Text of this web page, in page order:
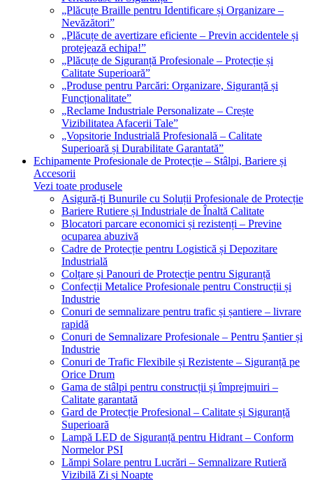
„Plăcuțe Braille pentru Identificare și Organizare –
Nevăzători”
„Plăcuțe de avertizare eficiente – Previn accidentele și
protejează echipa!”
„Plăcuțe de Siguranță Profesionale – Protecție și
Calitate Superioară”
„Produse pentru Parcări: Organizare, Siguranță și
Funcționalitate”
„Reclame Industriale Personalizate – Crește
Vizibilitatea Afacerii Tale”
„Vopsitorie Industrială Profesională – Calitate
Superioară și Durabilitate Garantată”
Echipamente Profesionale de Protecție – Stâlpi, Bariere și
Accesorii
Vezi toate produsele
Asigură-ți Bunurile cu Soluții Profesionale de Protecție
Bariere Rutiere și Industriale de Înaltă Calitate
Blocatori parcare economici și rezistenți – Previne
ocuparea abuzivă
Cadre de Protecție pentru Logistică și Depozitare
Industrială
Colțare și Panouri de Protecție pentru Siguranță
Confecții Metalice Profesionale pentru Construcții și
Industrie
Conuri de semnalizare pentru trafic și șantiere – livrare
rapidă
Conuri de Semnalizare Profesionale – Pentru Șantier și
Industrie
Conuri de Trafic Flexibile și Rezistente – Siguranță pe
Orice Drum
Gama de stâlpi pentru construcții și împrejmuiri –
Calitate garantată
Gard de Protecție Profesional – Calitate și Siguranță
Superioară
Lampă LED de Siguranță pentru Hidrant – Conform
Normelor PSI
Lămpi Solare pentru Lucrări – Semnalizare Rutieră
Vizibilă Zi și Noapte